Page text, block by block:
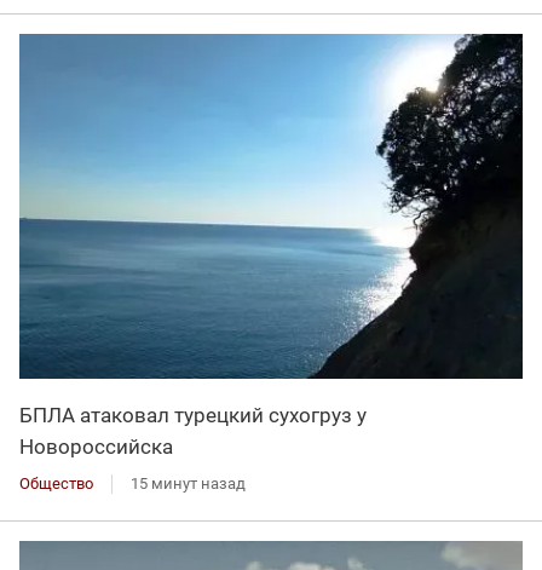
БПЛА атаковал турецкий сухогруз у
Новороссийска
Общество 15 минут назад